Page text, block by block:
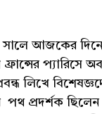
আজকের দিনে
প্যারিসে
লিখে
পথ প্রদর্শক